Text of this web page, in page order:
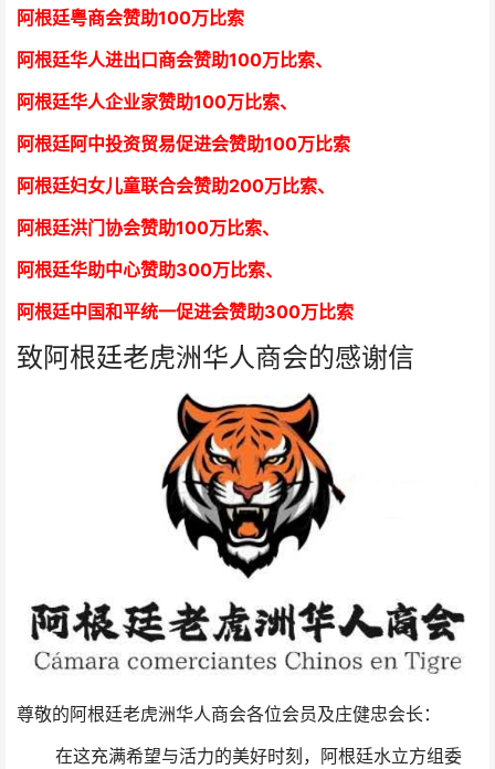
阿根廷粤商会赞助100万比索
阿根廷华人进出口商会赞助100万比索、
阿根廷华人企业家赞助100万比索、
阿根廷阿中投资贸易促进会赞助100万比索
阿根廷妇女儿童联合会赞助200万比索、
阿根廷洪门协会赞助100万比索、
阿根廷华助中心赞助300万比索、
阿根廷中国和平统一促进会赞助300万比索
致阿根廷老虎洲华人商会的感谢信
尊敬的阿根廷老虎洲华人商会各位会员及庄健忠会长 ：
在这充满希望与活力的美好时刻，阿根廷水立方组委